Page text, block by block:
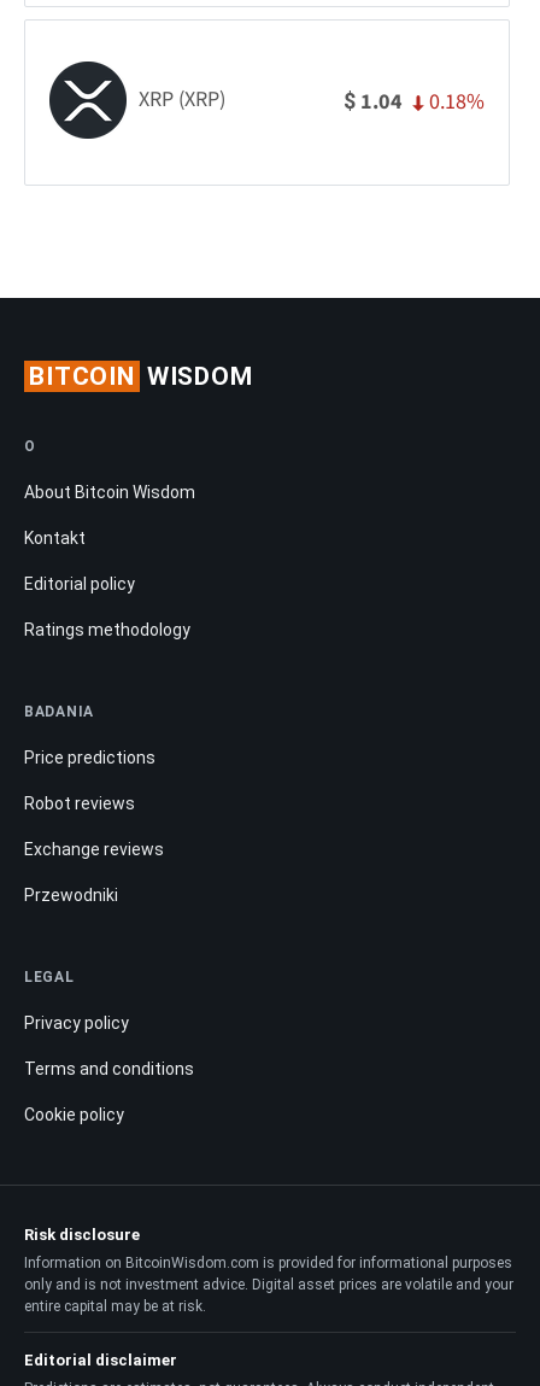
XRP (XRP) $ 1.04 0.18%
BITCOIN WISDOM
O
About Bitcoin Wisdom
Kontakt
Editorial policy
Ratings methodology
BADANIA
Price predictions
Robot reviews
Exchange reviews
Przewodniki
LEGAL
Privacy policy
Terms and conditions
Cookie policy
Risk disclosure
Information on BitcoinWisdom.com is provided for informational purposes
only and is not investment advice. Digital asset prices are volatile and your
entire capital may be at risk.
Editorial disclaimer